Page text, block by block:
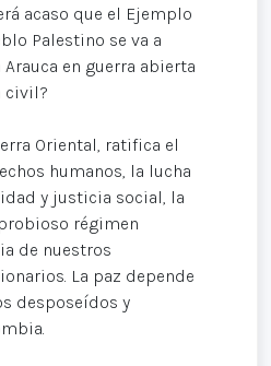
acaso que el Ejemplo
Palestino se va a
en guerra abierta
civil?
Oriental, ratifica el
humanos, la lucha
y justicia social, la
régimen
de nuestros
La paz depende
desposeídos y